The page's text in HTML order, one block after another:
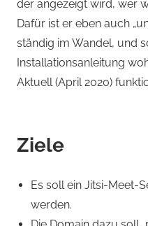
der angezeigt wird, wer
Dafür ist er eben auch
ständig im Wandel, und
Installationsanleitung
Aktuell (April 2020)
Ziele
Es soll ein Jitsi-Meet-
werden.